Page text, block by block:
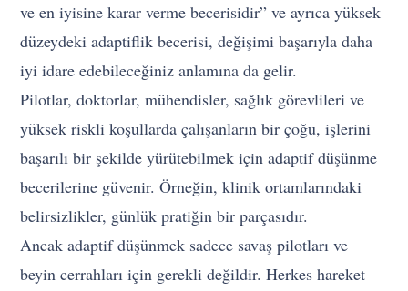
ve en iyisine karar verme becerisidir” ve ayrıca yüksek
düzeydeki adaptiflik becerisi, değişimi başarıyla daha
iyi idare edebileceğiniz anlamına da gelir.
Pilotlar, doktorlar, mühendisler, sağlık görevlileri ve
yüksek riskli koşullarda çalışanların bir çoğu, işlerini
başarılı bir şekilde yürütebilmek için adaptif düşünme
becerilerine güvenir. Örneğin, klinik ortamlarındaki
belirsizlikler, günlük pratiğin bir parçasıdır.
Ancak adaptif düşünmek sadece savaş pilotları ve
beyin cerrahları için gerekli değildir. Herkes hareket